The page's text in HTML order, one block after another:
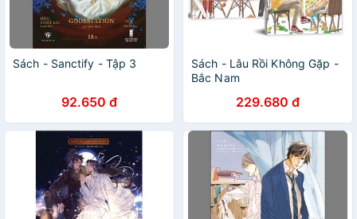
Sách - Sanctify - Tập 3
92.650 đ
Sách - Lâu Rồi Không Gặp -
Bắc Nam
229.680 đ